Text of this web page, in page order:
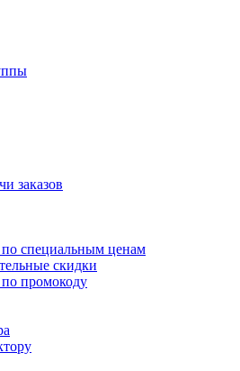
заказов
специальным ценам
скидки
промокоду